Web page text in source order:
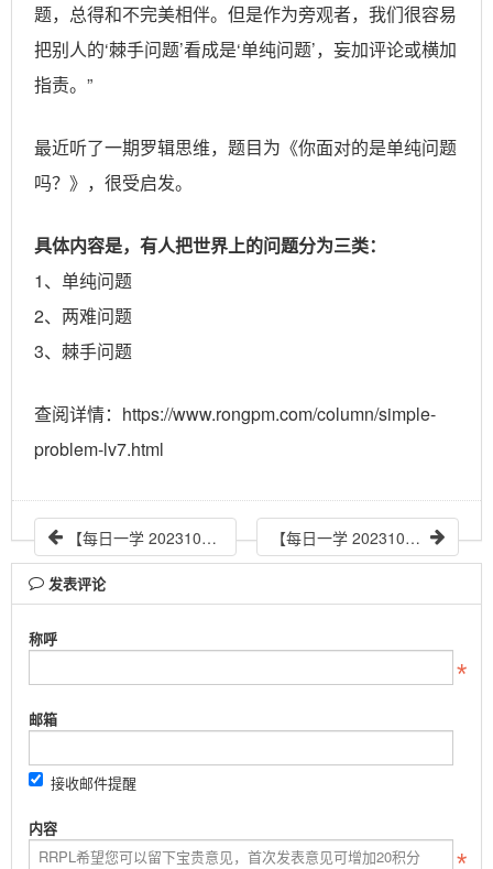
题，总得和不完美相伴。但是作为旁观者，我们很容易
把别人的‘棘手问题’看成是‘单纯问题’，妄加评论或横加
指责。”
最近听了一期罗辑思维，题目为《你面对的是单纯问题
吗？》，很受启发。
具体内容是，有人把世界上的问题分为三类：
1、单纯问题
2、两难问题
3、棘手问题
查阅详情： https://www.rongpm.com/column/simple-
problem-lv7.html
【每日一学 20231008】不练基本功，遇事多返工 【每日一学 20231010】回顾会终极指南11-如何选择回顾会技术
发表评论
称呼
邮箱
接收邮件提醒
内容